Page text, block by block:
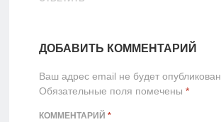
ДОБАВИТЬ КОММЕНТАРИЙ
Ваш адрес email не будет опубликован.
Обязательные поля помечены *
КОММЕНТАРИЙ *